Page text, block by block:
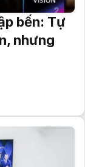
bến: Tự
nhưng